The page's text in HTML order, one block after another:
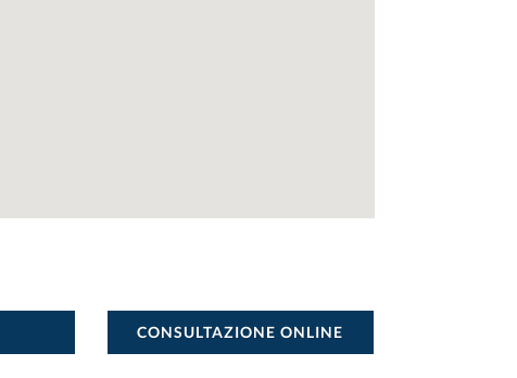
CONSULTAZIONE ONLINE